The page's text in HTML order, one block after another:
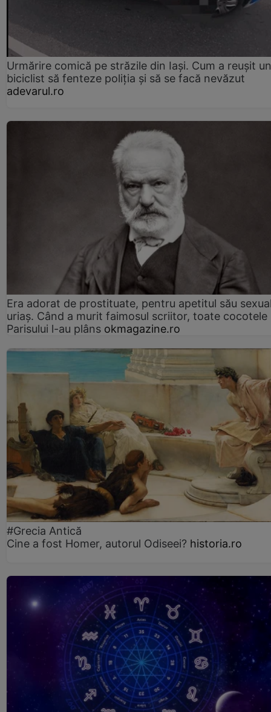
Urmărire comică pe străzile din Iași. Cum a reușit un
biciclist să fenteze poliția și să se facă nevăzut
adevarul.ro
Era adorat de prostituate, pentru apetitul său
uriaș. Când a murit faimosul scriitor, toate cocotele
Parisului l-au plâns okmagazine.ro
#Grecia Antică
Cine a fost Homer, autorul Odiseei? historia.ro